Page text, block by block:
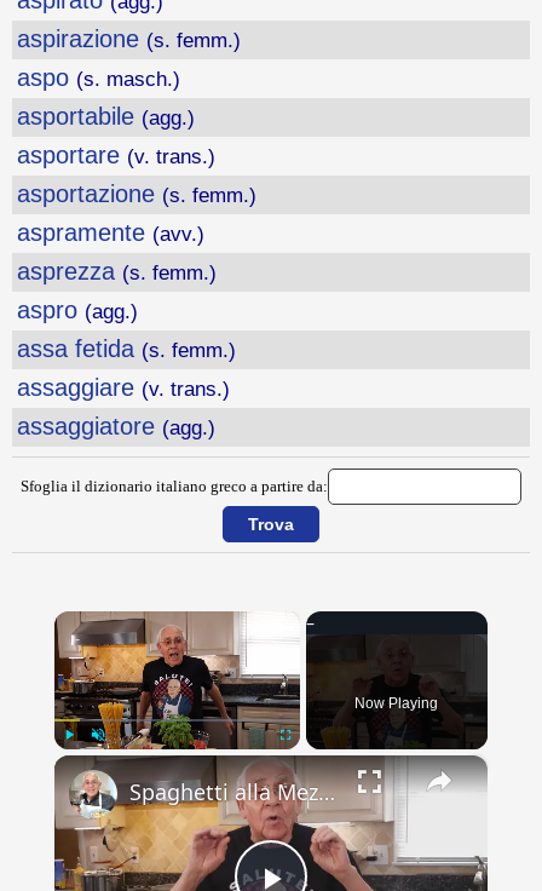
aspirazione (s. femm.)
aspo (s. masch.)
asportabile (agg.)
asportare (v. trans.)
asportazione (s. femm.)
aspramente (avv.)
asprezza (s. femm.)
aspro (agg.)
assa fetida (s. femm.)
assaggiare (v. trans.)
assaggiatore (agg.)
Sfoglia il dizionario italiano greco a partire da:
Unmute
Now Playing
×
Spaghetti alla Mezzanotte Recipe